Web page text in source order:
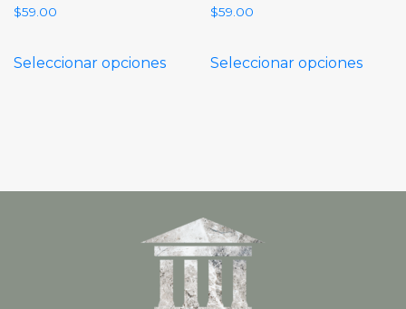
$59.00
Seleccionar opciones
$59.00
Seleccionar opciones